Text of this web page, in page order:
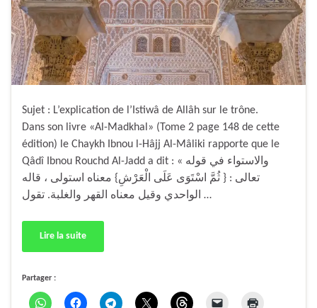
Sujet : L’explication de l’Istiwâ de Allâh sur le trône.
Dans son livre «Al-Madkhal» (Tome 2 page 148 de cette
édition) le Chaykh Ibnou l-Hâjj Al-Mâliki rapporte que le
Qâdî Ibnou Rouchd Al-Jadd a dit : « والاستواء في قوله
تعالى : { ثُمَّ اسْتَوَى عَلَى الْعَرْشِ} معناه استولى ، قاله
الواحدي وقيل معناه القهر والغلبة. تقول …
Lire la suite
Partager :